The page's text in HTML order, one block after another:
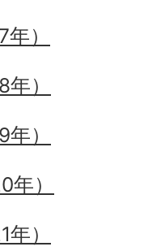
）
）
）
）
）